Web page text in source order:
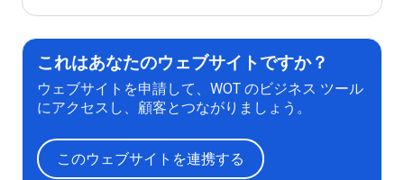
これはあなたのウェブサイトですか？
ウェブサイトを申請して、WOT のビジネス ツール
にアクセスし、顧客とつながりましょう。
このウェブサイトを連携する